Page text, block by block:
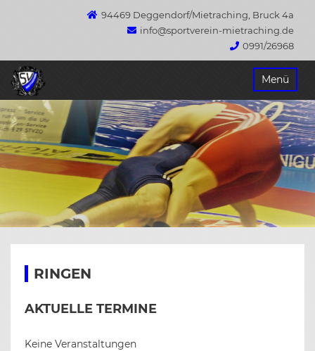
94469 Deggendorf/Mietraching, Bruck 4a
info@sportverein-mietraching.de
0991/26968
Menü
RINGEN
AKTUELLE TERMINE
Keine Veranstaltungen